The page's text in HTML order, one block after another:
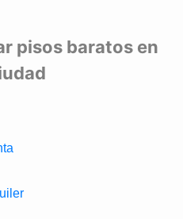
pisos baratos en